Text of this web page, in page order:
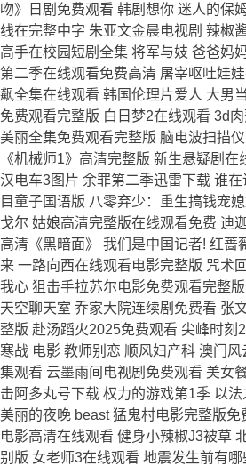
吻》日剧免费观看 韩剧想你 迷人的保
线在完整中字 朱亚文金晨电视剧 辣椒
高手在校园短剧全集 将军与妓 爸爸妈
第二季在线观看免费高清 屠宰呕吐娃
飙全集在线观看 韩国伦理片爱人 大男
免费观看完整版 白日梦2在线观看 3d
美丽全集免费观看完整版 脑电波扫描
《机械师1》高清完整版 新生悬疑剧
汉电车3图片 余罪第二季迅雷下载 谁
目童子国语版 八零弃少：重生搞钱宠
戈尔 姑娘高清完整版在线观看免费 迪
高清《黑暗面》 我们是中国记者! 红蔷
来 一路向西在线观看电影完整版 咒术
我心 狙击手拉苏尔电影免费观看完整
天空聊天室 乔家大院连续剧免费看 张
整版 赴汤蹈火2025免费观看 尖峰时刻
寒战 电影 教师别恋 顺风妇产科 澳门
集观看 云墨雨间电视剧免费观看 美女
击阿多丸号下载 权力的游戏第1季 以
美丽的夜晚 beast 猛鬼村电影完整版
电影高清在线观看 健身小辣椒J3被草
别版 女老师3在线观看 地震发生前有